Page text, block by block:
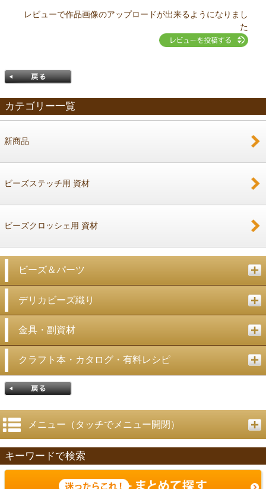
レビューで作品画像のアップロードが出来るようになりまし
た
カテゴリー一覧
新商品
ビーズステッチ用 資材
ビーズクロッシェ用 資材
ビーズ＆パーツ
デリカビーズ織り
金具・副資材
クラフト本・カタログ・有料レシピ
戻る
メニュー（タッチでメニュー開閉）
キーワードで検索